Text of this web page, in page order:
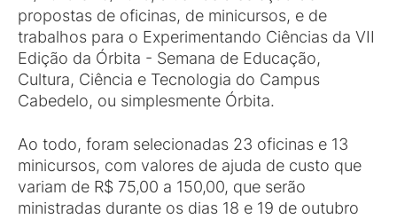
propostas de oficinas, de minicursos, e de
trabalhos para o Experimentando Ciências da VII
Edição da Órbita - Semana de Educação,
Cultura, Ciência e Tecnologia do Campus
Cabedelo, ou simplesmente Órbita.
Ao todo, foram selecionadas 23 oficinas e 13
minicursos, com valores de ajuda de custo que
variam de R$ 75,00 a 150,00, que serão
ministradas durante os dias 18 e 19 de outubro